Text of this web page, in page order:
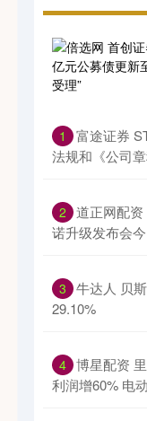
1
富途证券
法规和《公司
2 道正网配
诺升级发布会
3 牛达人 贝
29.10%
4 博星配资
利润增60% 电